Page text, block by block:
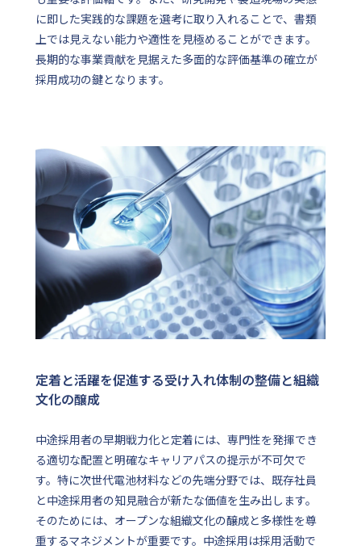
に即した実践的な課題を選考に取り入れることで、書類
上では見えない能力や適性を見極めることができます。
長期的な事業貢献を見据えた多面的な評価基準の確立が
採用成功の鍵となります。
定着と活躍を促進する受け入れ体制の整備と組織
文化の醸成
中途採用者の早期戦力化と定着には、専門性を発揮でき
る適切な配置と明確なキャリアパスの提示が不可欠で
す。特に次世代電池材料などの先端分野では、既存社員
と中途採用者の知見融合が新たな価値を生み出します。
そのためには、オープンな組織文化の醸成と多様性を尊
重するマネジメントが重要です。中途採用は採用活動で